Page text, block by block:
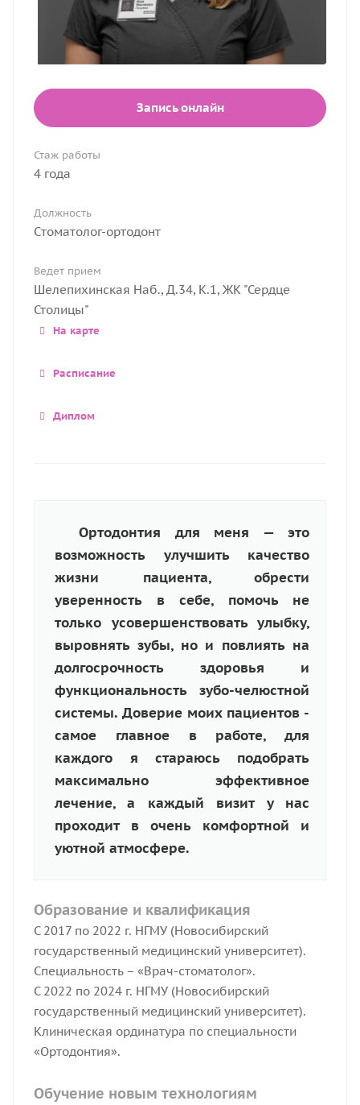
Запись онлайн
Стаж работы
4 года
Должность
Cтоматолог-ортодонт
Ведет прием
Шелепихинская Наб., Д.34, К.1, ЖК "Сердце
Столицы"
На карте
Расписание
Диплом
Ортодонтия для меня — это
возможность улучшить качество
жизни пациента, обрести
уверенность в себе, помочь не
только усовершенствовать улыбку,
выровнять зубы, но и повлиять на
долгосрочность здоровья и
функциональность зубо-челюстной
системы. Доверие моих пациентов -
самое главное в работе, для
каждого я стараюсь подобрать
максимально эффективное
лечение, а каждый визит у нас
проходит в очень комфортной и
уютной атмосфере.
Образование и квалификация
С 2017 по 2022 г. НГМУ (Новосибирский
государственный медицинский университет).
Специальность – «Врач-стоматолог».
С 2022 по 2024 г. НГМУ (Новосибирский
государственный медицинский университет).
Клиническая ординатура по специальности
«Ортодонтия».
Обучение новым технологиям